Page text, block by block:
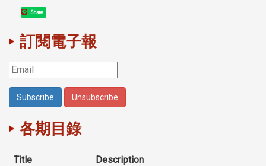
Share
訂閱電子報
各期目錄
Title Description